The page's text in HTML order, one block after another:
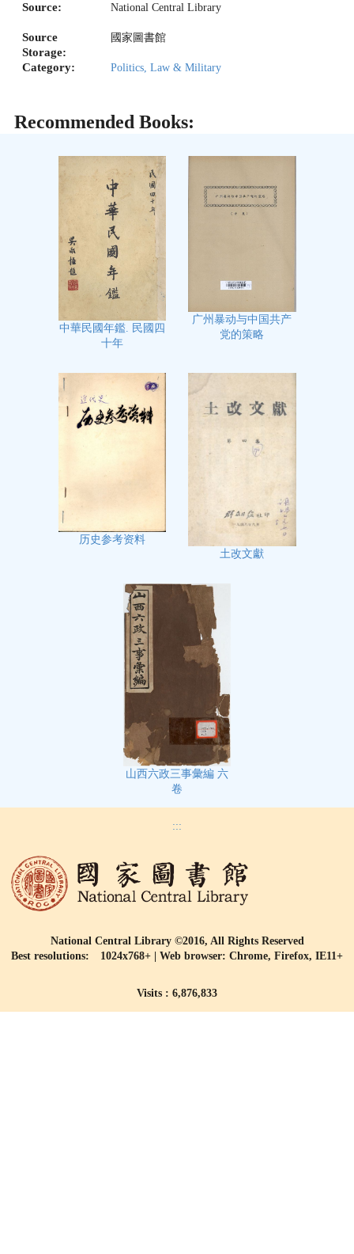
Source: National Central Library
Source
Storage:
國家圖書館
Category: Politics, Law & Military
Recommended Books:
中華民國年鑑. 民國四
十年
广州暴动与中国共产
党的策略
历史参考资料
土改文獻
山西六政三事彙編 六
卷
:::
National Central Library ©2016, All Rights Reserved
Best resolutions: 1024x768+ | Web browser: Chrome, Firefox, IE11+
Visits : 6,876,833